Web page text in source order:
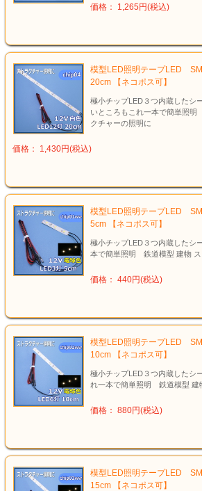
価格： 1,265円(税込)
模型LED照明テープLED
20cm 【ネコポス可】
極小チップLED３つ内蔵したシ
いところもこれ一本で簡単照
クチャーの照明に
価格： 1,430円(税込)
模型LED照明テープLED
5cm 【ネコポス可】
極小チップLED３つ内蔵したシ
本で簡単照明 鉄道模型 建物 ス
価格： 440円(税込)
模型LED照明テープLED
10cm 【ネコポス可】
極小チップLED３つ内蔵したシ
れ一本で簡単照明 鉄道模型 建
価格： 880円(税込)
模型LED照明テープLED
15cm 【ネコポス可】